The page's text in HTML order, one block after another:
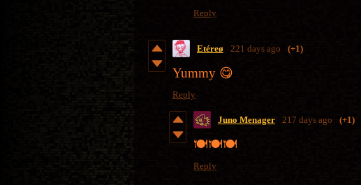
Reply
Etéreø 221 days ago (+1)
Yummy 😋
Reply
Juno Menager 217 days ago (+1)
🍽️🍽️🍽️
Reply